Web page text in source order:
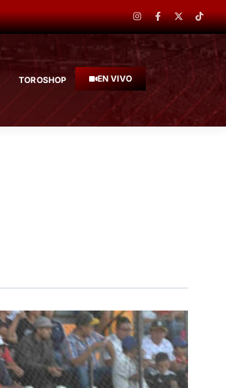
TOROSHOP EN VIVO